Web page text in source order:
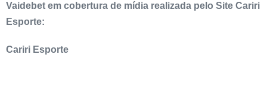
Vaidebet em cobertura de mídia realizada pelo Site Cariri
Esporte:
Cariri Esporte